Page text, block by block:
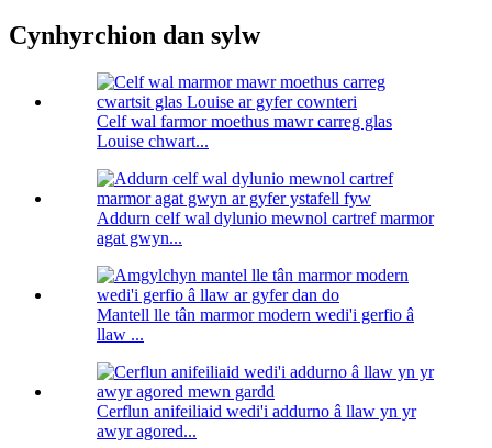
Cynhyrchion dan sylw
Celf wal farmor moethus mawr carreg glas
Louise chwart...
Addurn celf wal dylunio mewnol cartref marmor
agat gwyn...
Mantell lle tân marmor modern wedi'i gerfio â
llaw ...
Cerflun anifeiliaid wedi'i addurno â llaw yn yr
awyr agored...